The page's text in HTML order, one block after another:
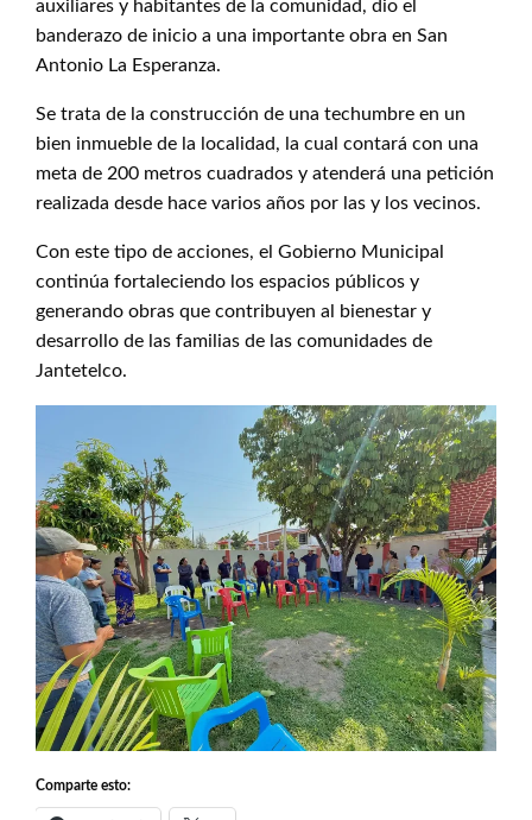
auxiliares y habitantes de la comunidad, dio el
banderazo de inicio a una importante obra en San
Antonio La Esperanza.
Se trata de la construcción de una techumbre en un
bien inmueble de la localidad, la cual contará con una
meta de 200 metros cuadrados y atenderá una petición
realizada desde hace varios años por las y los vecinos.
Con este tipo de acciones, el Gobierno Municipal
continúa fortaleciendo los espacios públicos y
generando obras que contribuyen al bienestar y
desarrollo de las familias de las comunidades de
Jantetelco.
Comparte esto: